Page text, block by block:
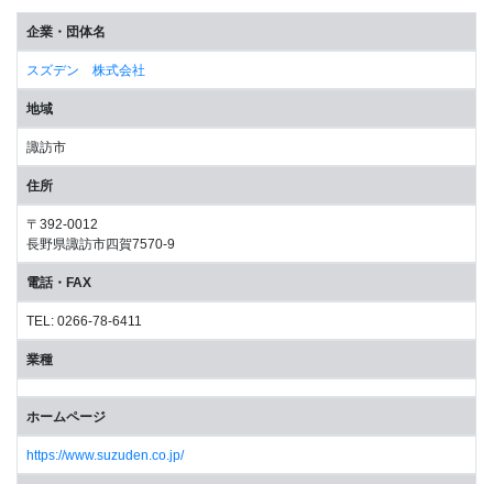
企業・団体名
スズデン 株式会社
地域
諏訪市
住所
〒392-0012
長野県諏訪市四賀7570-9
電話・FAX
TEL: 0266-78-6411
業種
ホームページ
https://www.suzuden.co.jp/